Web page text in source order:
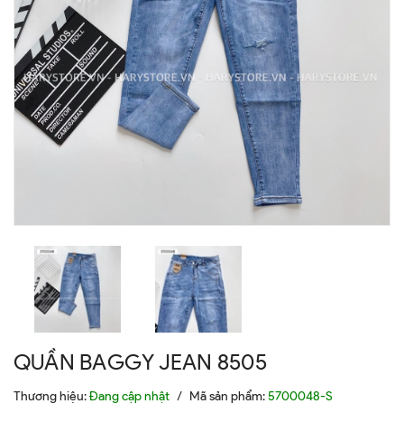
QUẦN BAGGY JEAN 8505
Thương hiệu:Đang cập nhật / Mã sản phẩm:5700048-S